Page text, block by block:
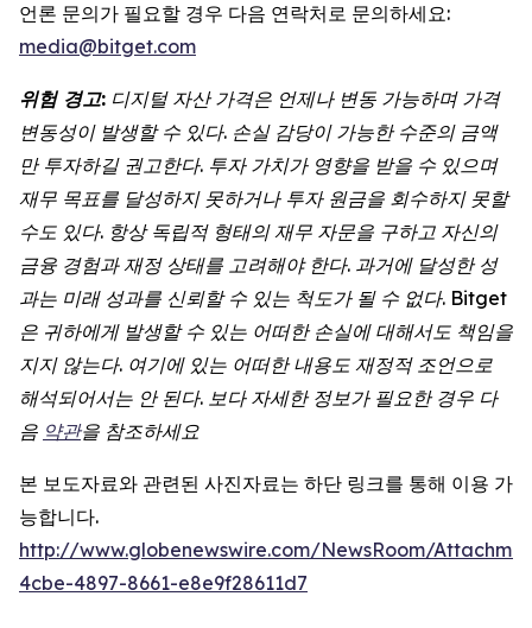
언론 문의가 필요할 경우 다음 연락처로 문의하세요:
media@bitget.com
위험 경고: 디지털 자산 가격은 언제나 변동 가능하며 가격
변동성이 발생할 수 있다. 손실 감당이 가능한 수준의 금액
만 투자하길 권고한다. 투자 가치가 영향을 받을 수 있으며
재무 목표를 달성하지 못하거나 투자 원금을 회수하지 못할
수도 있다. 항상 독립적 형태의 재무 자문을 구하고 자신의
금융 경험과 재정 상태를 고려해야 한다. 과거에 달성한 성
과는 미래 성과를 신뢰할 수 있는 척도가 될 수 없다. Bitget
은 귀하에게 발생할 수 있는 어떠한 손실에 대해서도 책임을
지지 않는다. 여기에 있는 어떠한 내용도 재정적 조언으로
해석되어서는 안 된다. 보다 자세한 정보가 필요한 경우 다
음 약관을 참조하세요
본 보도자료와 관련된 사진자료는 하단 링크를 통해 이용 가
능합니다.
http://www.globenewswire.com/NewsRoom/
4cbe-4897-8661-e8e9f28611d7